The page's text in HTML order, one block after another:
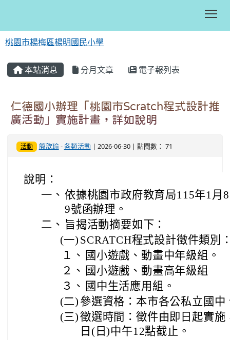
桃園市楊梅區楊明國民小學
本站消息 分月文章 電子報列表
仁德國小辦理「桃園市Scratch程式設計推
廣活動」實施計畫，詳如說明
活動 簡歆瑜-各類活動 | 2026-06-30 | 點閱數： 71
說明：
一、 依據桃園市政府教育局115年1月
9號函辦理。
二、 旨揭活動摘要如下：
(一) SCRATCH程式設計徵件類別
１、 國小遊戲、動畫中年級組。
２、 國小遊戲、動畫高年級組
３、 國中生活應用組。
(二) 參選資格：本市各公私立國中
(三)徵選時間：徵件由即日起實
日(日)中午12點截止。